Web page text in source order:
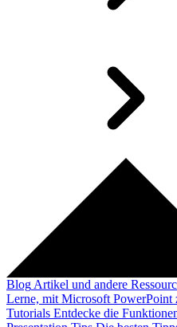
Blog Artikel und andere
Lerne, mit Microsoft PowerPoint
Tutorials Entdecke die